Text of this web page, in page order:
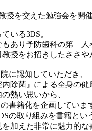
授を交えた勉強会を開
いる3DS。
あり予防歯科の第一人
授をお招きしたささや
に認知していただき、
除菌』による全身の健
熱い思いから、
書籍化を企画していま
の取り組みを書籍とい
加えた非常に魅力的な